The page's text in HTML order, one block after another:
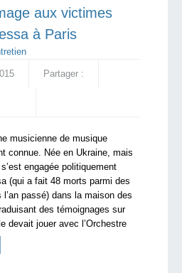
aux victimes
à Paris
Partager :
musicienne de musique
connue. Née en Ukraine, mais
engagée politiquement
(qui a fait 48 morts parmi des
passé) dans la maison des
des témoignages sur
devait jouer avec l’Orchestre